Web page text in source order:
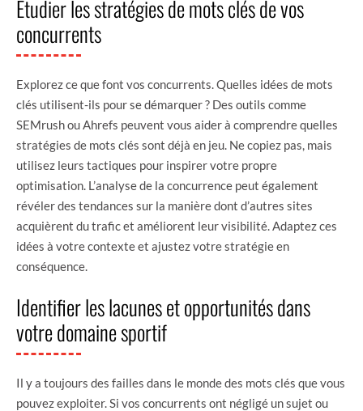
Étudier les stratégies de mots clés de vos
concurrents
Explorez ce que font vos concurrents. Quelles idées de mots
clés utilisent-ils pour se démarquer ? Des outils comme
SEMrush ou Ahrefs peuvent vous aider à comprendre quelles
stratégies de mots clés sont déjà en jeu. Ne copiez pas, mais
utilisez leurs tactiques pour inspirer votre propre
optimisation. L’analyse de la concurrence peut également
révéler des tendances sur la manière dont d’autres sites
acquièrent du trafic et améliorent leur visibilité. Adaptez ces
idées à votre contexte et ajustez votre stratégie en
conséquence.
Identifier les lacunes et opportunités dans
votre domaine sportif
Il y a toujours des failles dans le monde des mots clés que vous
pouvez exploiter. Si vos concurrents ont négligé un sujet ou